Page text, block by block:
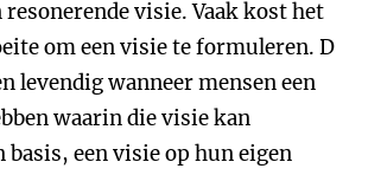
visie. Vaak kost het
om een visie te formuleren. D
levendig wanneer mensen een
waarin die visie kan
basis, een visie op hun eigen